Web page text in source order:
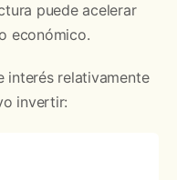
puede acelerar
económico.
interés relativamente
invertir: